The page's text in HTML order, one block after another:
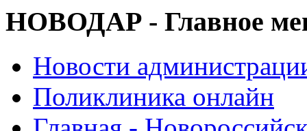
НОВОДАР - Главное
Новости
Поликлиника онлайн